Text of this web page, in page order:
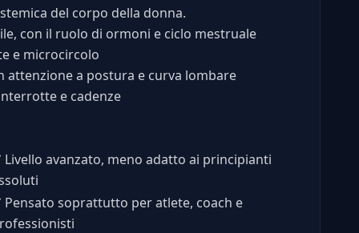
del corpo della donna.
con il ruolo di ormoni e ciclo mestruale
e microcircolo
a postura e curva lombare
e cadenze
Livello avanzato, meno adatto ai principianti
Pensato soprattutto per atlete, coach e